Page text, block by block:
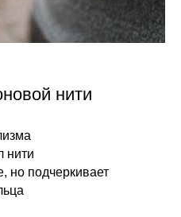
нити
нити
но подчеркивает